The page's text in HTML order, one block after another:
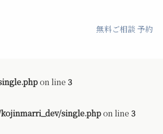
無料ご相談 予約
on line 3
single.phpon line 3